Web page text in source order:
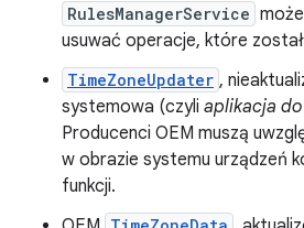
RulesManagerService
usuwać operacje, które
TimeZoneUpdater ,
systemowa (czyli aplikacja
Producenci OEM muszą
w obrazie systemu urządzeń
funkcji.